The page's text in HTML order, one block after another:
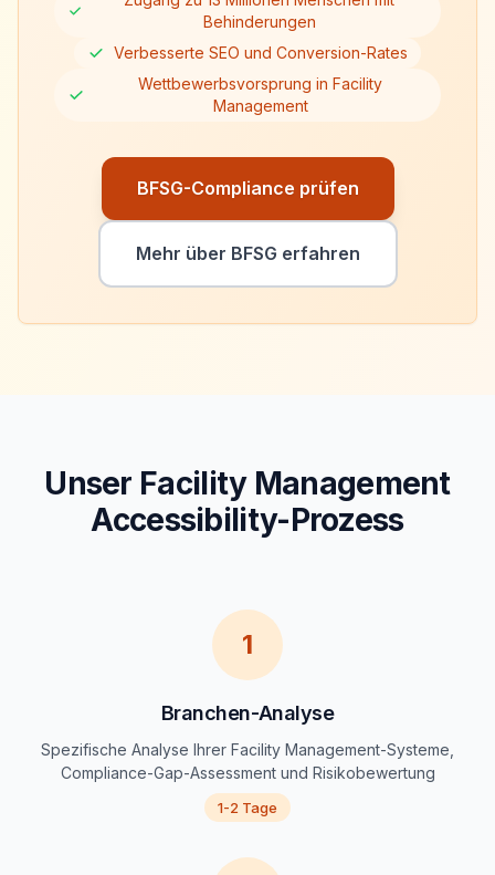
Behinderungen
Verbesserte SEO und Conversion-Rates
Wettbewerbsvorsprung in Facility
Management
BFSG-Compliance prüfen
Mehr über BFSG erfahren
Unser Facility Management
Accessibility-Prozess
1
Branchen-Analyse
Spezifische Analyse Ihrer Facility Management-Systeme,
Compliance-Gap-Assessment und Risikobewertung
1-2 Tage